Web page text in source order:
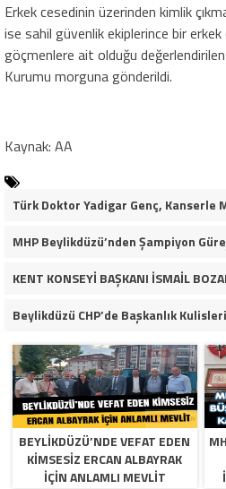
Erkek cesedinin üzerinden kimlik
ise sahil güvenlik ekiplerince bir erkek
göçmenlere ait olduğu
Kurumu morguna gönderildi.
Kaynak: AA
MHP Beylikdüzü’nden Şampiyon
BEYLIKDÜZÜ’NDE VEFAT EDEN
KIMSESIZ ERCAN ALBAYRAK
İÇIN ANLAMLI MEVLIT